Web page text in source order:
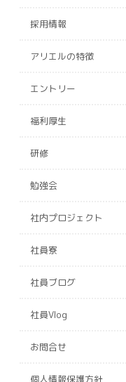
採用情報
アリエルの特徴
エントリー
福利厚生
研修
勉強会
社内プロジェクト
社員寮
社員ブログ
社員Vlog
お問合せ
個人情報保護方針